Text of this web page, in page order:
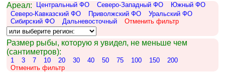
Ареал: Центральный ФО Северо-Западный ФО
Южный ФО
Северо-Кавказский ФО
Приволжский ФО
Уральский ФО
Сибирский ФО
Дальневосточный Отменить фильтр
Размер рыбы, которую я увидел, не меньше чем
(сантиметров):
1 3 7 10 20 30 40 50 75 100 150
200
Отменить фильтр